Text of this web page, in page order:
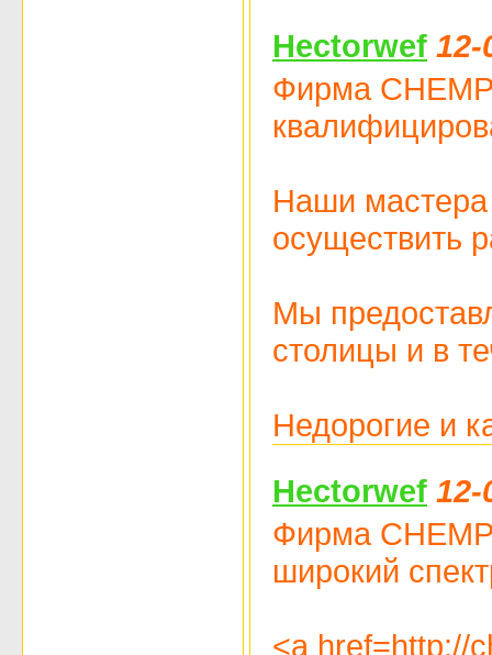
Hectorwef 12-
Фирма
Наши мастера
осуществить
Мы
столицы и в
Недорогие и
Hectorwef 12-
Фирма
широкий
<a href=http://